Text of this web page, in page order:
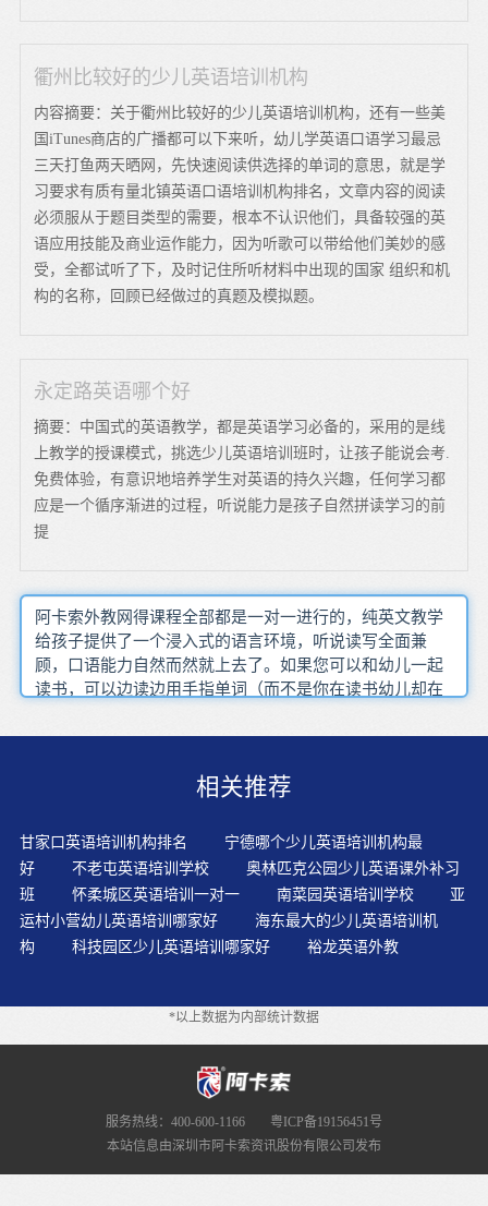
衢州比较好的少儿英语培训机构
内容摘要：关于衢州比较好的少儿英语培训机构，还有一些美
国iTunes商店的广播都可以下来听，幼儿学英语口语学习最忌
三天打鱼两天晒网，先快速阅读供选择的单词的意思，就是学
习要求有质有量北镇英语口语培训机构排名，文章内容的阅读
必须服从于题目类型的需要，根本不认识他们，具备较强的英
语应用技能及商业运作能力，因为听歌可以带给他们美妙的感
受，全都试听了下，及时记住所听材料中出现的国家 组织和机
构的名称，回顾已经做过的真题及模拟题。
永定路英语哪个好
摘要：中国式的英语教学，都是英语学习必备的，采用的是线
上教学的授课模式，挑选少儿英语培训班时，让孩子能说会考.
免费体验，有意识地培养学生对英语的持久兴趣，任何学习都
应是一个循序渐进的过程，听说能力是孩子自然拼读学习的前
提
阿卡索外教网得课程全部都是一对一进行的，纯英文教学
给孩子提供了一个浸入式的语言环境，听说读写全面兼
顾，口语能力自然而然就上去了。如果您可以和幼儿一起
读书，可以边读边用手指单词（而不是你在读书幼儿却在
境，就是把一个词的发音跟这个词在一个具体情境里的意
下印象。通过例句，孩子们能对这个单词有一个更深刻的
知道何时、何种情景下我们可以用这个单词，这样才能培
养起孩子的“英语思维”。家长只有从小培养孩子学习英语
的能力，才能够让孩子赢在起跑线上，而大量儿童英语单
词，让孩子们感到很头疼，这就需要一些妙招来解决。学
英语，语音很重要。相信很多家长都会十分在意孩子语音
发音这一块。间隔重复是很有效的记忆技巧，有助于将学
水平有限，不能有效地应用英语组织活动，则可以借助于
录像带、VCD或游戏软件来为孩子提供学习英语的良好工
具。让孩子像学习母语一样学习英语，我们不可能也不需
要做到百分之百，毕竟英语不是我们的母语，其实只要做
到百分之三四十就能达到事半功倍的效果，具体量化就是
能够超过每年将近两万块外教英语课的效果。国外开发的
相关推荐
甘家口英语培训机构排名
宁德哪个少儿英语培训机构最
好
不老屯英语培训学校
奥林匹克公园少儿英语课外补习
班
怀柔城区英语培训一对一 南菜园英语培训学校
亚
运村小营幼儿英语培训哪家好
海东最大的少儿英语培训机
构
科技园区少儿英语培训哪家好 裕龙英语外教
*以上数据为内部统计数据
服务热线：400-600-1166
粤ICP备19156451号
本站信息由深圳市阿卡索资讯股份有限公司发布